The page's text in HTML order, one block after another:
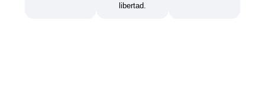
libertad.